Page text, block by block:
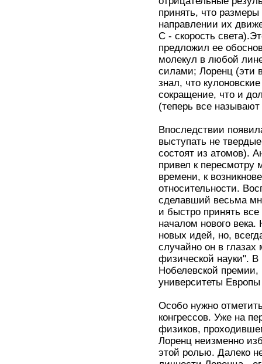
принять, что
направлении их
C - скорость
предложил ее
молекул в любой
силами; Лоренц (эти
знал, что
сокращение, что и
(теперь все
Впоследствии
выступать не
состоят из атомов).
привел к пересмотру
времени, к
относительности.
сделавший весьма
и быстро принять
началом нового века.
новых идей, но,
случайно он в
физической науки".
Нобелевской премии,
университеты
Особо нужно
конгрессов. Уже на
физиков,
Лоренц неизменно
этой ролью. Далеко